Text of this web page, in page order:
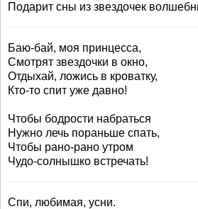
Подарит сны из звездочек
Баю-бай, моя принцесса,
Смотрят звездочки в окно,
Отдыхай, ложись в кроватку,
Кто-то спит уже давно!
Чтобы бодрости набраться
Нужно лечь пораньше спать,
Чтобы рано-рано утром
Чудо-солнышко встречать!
Спи, любимая, усни.